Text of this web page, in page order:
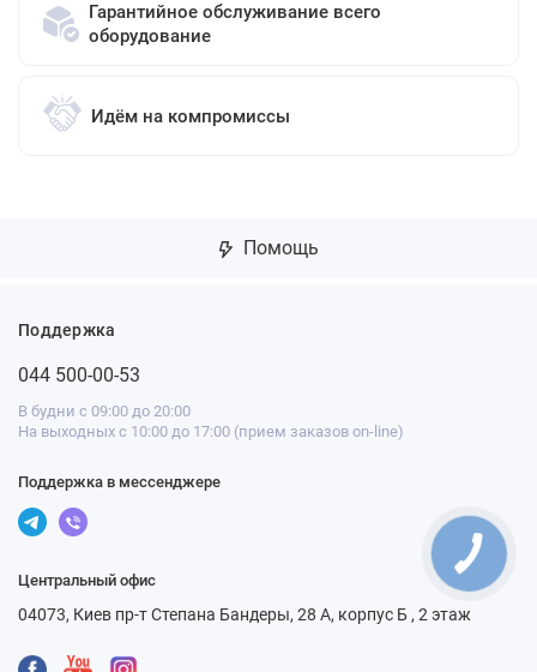
Гарантийное обслуживание всего
оборудование
Идём на компромиссы
Помощь
Поддержка
044 500-00-53
В будни с 09:00 до 20:00
На выходных с 10:00 до 17:00 (прием заказов on-line)
Поддержка в мессенджере
Центральный офис
04073, Киев пр-т Степана Бандеры, 28 А, корпус Б , 2 этаж